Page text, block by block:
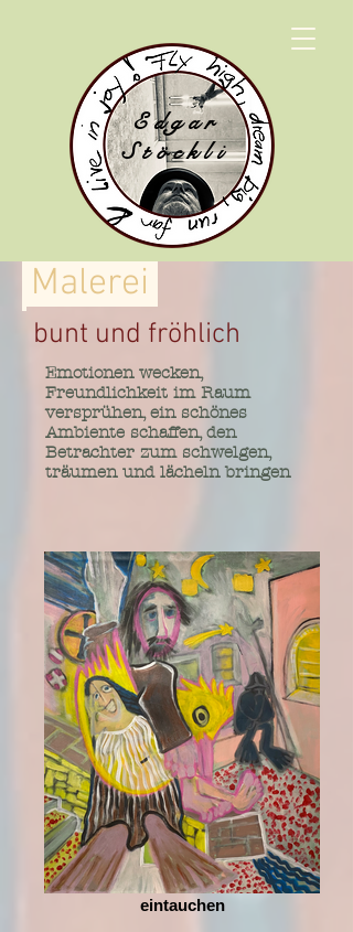
Edgar
Stöckli
Malerei
bunt und fröhlich
Emotionen wecken,
Freundlichkeit im Raum
versprühen, ein schönes
Ambiente schaffen, den
Betrachter zum schwelgen,
träumen und lächeln bringen
eintauchen